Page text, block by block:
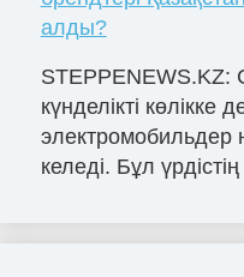
алды?
STEPPENEWS.KZ:
күнделікті көлікке
келеді. Бұл